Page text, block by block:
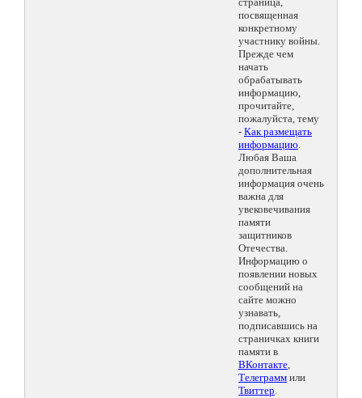
посвященная
конкретному
участнику войны.
Прежде чем
начать
обрабатывать
информацию,
прочитайте,
пожалуйста, тему
- Как размещать
информацию.
Любая Ваша
дополнительная
информация очень
важна для
увековечивания
памяти
защитников
Отечества.
Информацию о
появлении новых
сообщений на
сайте можно
узнавать,
подписавшись на
страничках книги
памяти в
ВКонтакте,
Телеграмм или
Твиттер.